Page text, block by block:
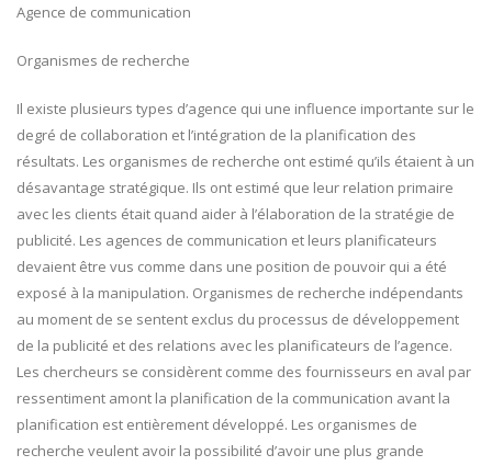
Agence de communication
Organismes de recherche
Il existe plusieurs types d’agence qui une influence importante sur le
degré de collaboration et l’intégration de la planification des
résultats. Les organismes de recherche ont estimé qu’ils étaient à un
désavantage stratégique. Ils ont estimé que leur relation primaire
avec les clients était quand aider à l’élaboration de la stratégie de
publicité. Les agences de communication et leurs planificateurs
devaient être vus comme dans une position de pouvoir qui a été
exposé à la manipulation. Organismes de recherche indépendants
au moment de se sentent exclus du processus de développement
de la publicité et des relations avec les planificateurs de l’agence.
Les chercheurs se considèrent comme des fournisseurs en aval par
ressentiment amont la planification de la communication avant la
planification est entièrement développé. Les organismes de
recherche veulent avoir la possibilité d’avoir une plus grande